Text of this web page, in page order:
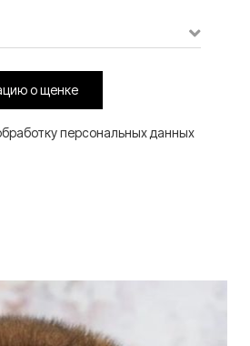
о щенке
персональных данных